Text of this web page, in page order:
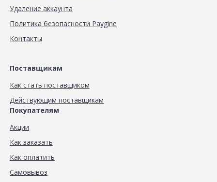
Удаление аккаунта
Политика безопасности Paygine
Контакты
Поставщикам
Как стать поставщиком
Действующим поставщикам
Покупателям
Акции
Как заказать
Как оплатить
Самовывоз